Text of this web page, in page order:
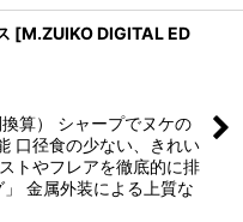
[M.ZUIKO DIGITAL ED
算） シャープでヌケの
口径食の少ない、きれい
トやフレアを徹底的に排
金属外装による上質な